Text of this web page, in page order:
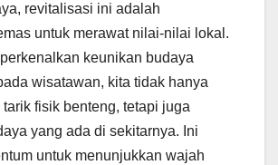
revitalisasi ini adalah
untuk merawat nilai-nilai lokal.
keunikan budaya
wisatawan, kita tidak hanya
fisik benteng, tetapi juga
yang ada di sekitarnya. Ini
untuk menunjukkan wajah